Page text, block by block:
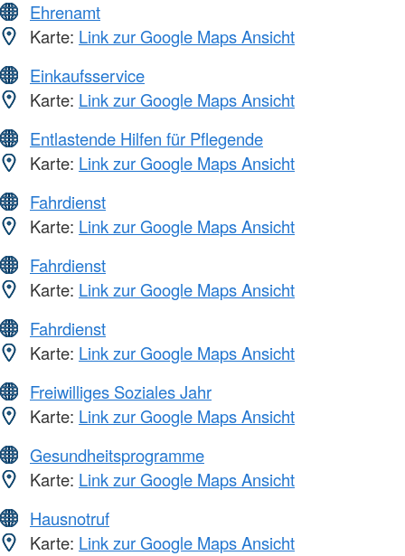
Ehrenamt
Karte: Link zur Google Maps Ansicht
Einkaufsservice
Karte: Link zur Google Maps Ansicht
Entlastende Hilfen für Pflegende
Karte: Link zur Google Maps Ansicht
Fahrdienst
Karte: Link zur Google Maps Ansicht
Fahrdienst
Karte: Link zur Google Maps Ansicht
Fahrdienst
Karte: Link zur Google Maps Ansicht
Freiwilliges Soziales Jahr
Karte: Link zur Google Maps Ansicht
Gesundheitsprogramme
Karte: Link zur Google Maps Ansicht
Hausnotruf
Karte: Link zur Google Maps Ansicht